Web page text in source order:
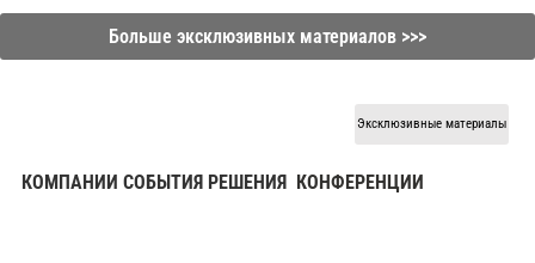
Больше эксклюзивных материалов >>>
Эксклюзивные материалы
КОМПАНИИ СОБЫТИЯ РЕШЕНИЯ КОНФЕРЕНЦИИ